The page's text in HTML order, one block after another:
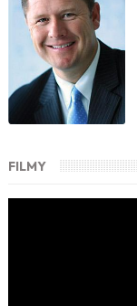
FILMY